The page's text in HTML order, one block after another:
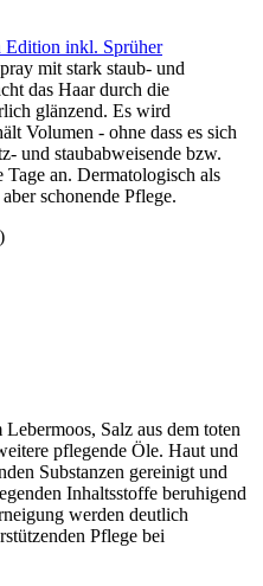
Edition inkl. Sprüher
mit stark staub- und
das Haar durch die
glänzend. Es wird
Volumen - ohne dass es sich
und staubabweisende bzw.
an. Dermatologisch als
schonende Pflege.
Salz aus dem toten
pflegende Öle. Haut und
Substanzen gereinigt und
Inhaltsstoffe beruhigend
werden deutlich
Pflege bei